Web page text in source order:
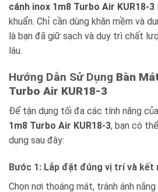
cánh inox 1m8 Turbo Air KUR18-3
khuẩn. Chỉ cần dùng khăn mềm và
là bạn đã giữ sạch và duy trì chất
lâu.
Hướng Dẫn Sử Dụng Bàn
Turbo Air KUR18-3
Để tận dụng tối đa các tính năng của
1m8 Turbo Air KUR18-3, bạn có
dụng sau đây:
Bước 1: Lắp đặt đúng vị trí và kết
Chọn nơi thoáng mát, tránh ánh